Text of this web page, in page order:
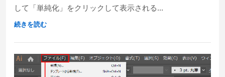
して「単純化」をクリックして表示される...
続きを読む